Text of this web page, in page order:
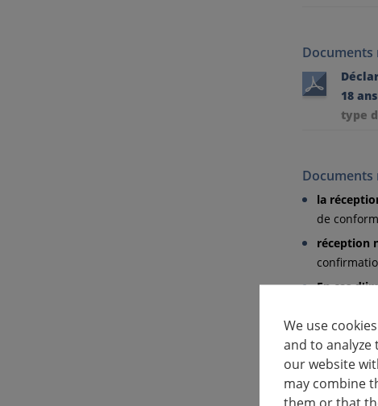
Documents
18 ans
type
Documents
la
de
réception
En cas
Importation
Certificat/
We use
and to
our website
may combine
them or that